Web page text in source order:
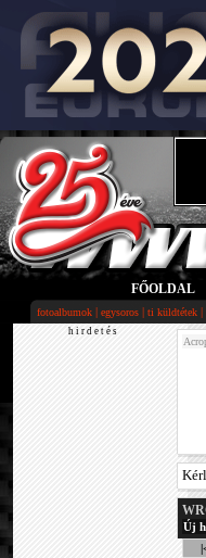
FŐOLDAL
fotoalbumok | egysoros | ti küldtétek |
h i r d e t é s
Új